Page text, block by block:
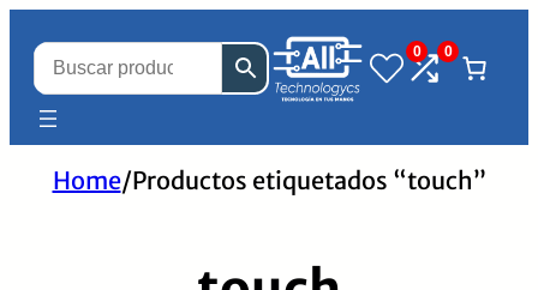
0 0
Home/Productos etiquetados “touch”